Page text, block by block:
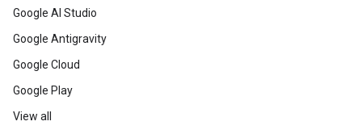
Google AI Studio
Google Antigravity
Google Cloud
Google Play
View all